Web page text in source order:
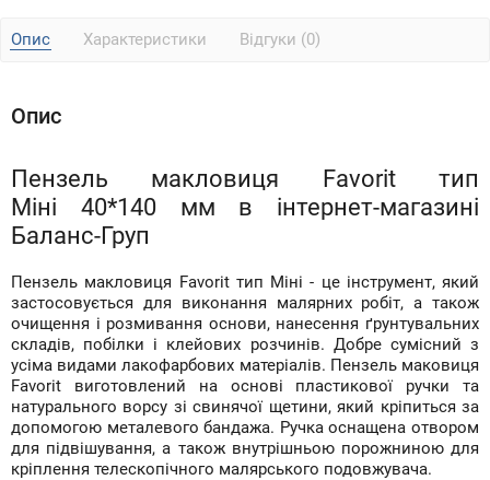
Опис Характеристики Відгуки (0)
Опис
Пензель макловиця Favorit тип
Міні 40*140 мм в інтернет-магазині
Баланс-Груп
Пензель макловиця Favorit тип Міні - це інструмент, який
застосовується для виконання малярних робіт, а також
очищення і розмивання основи, нанесення ґрунтувальних
складів, побілки і клейових розчинів. Добре сумісний з
усіма видами лакофарбових матеріалів. Пензель маковиця
Favorit виготовлений на основі пластикової ручки та
натурального ворсу зі свинячої щетини, який кріпиться за
допомогою металевого бандажа. Ручка оснащена отвором
для підвішування, а також внутрішньою порожниною для
кріплення телескопічного малярського подовжувача.